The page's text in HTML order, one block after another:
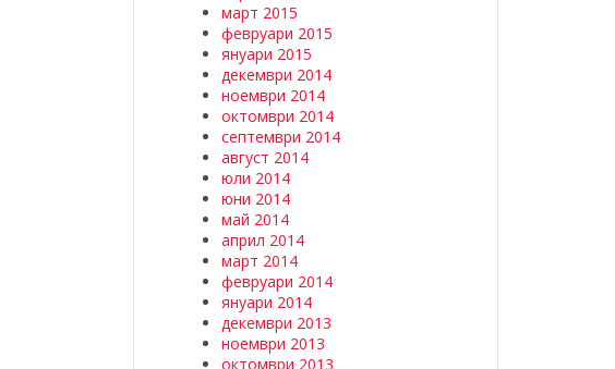
март 2015
февруари 2015
януари 2015
декември 2014
ноември 2014
октомври 2014
септември 2014
август 2014
юли 2014
юни 2014
май 2014
април 2014
март 2014
февруари 2014
януари 2014
декември 2013
ноември 2013
октомври 2013